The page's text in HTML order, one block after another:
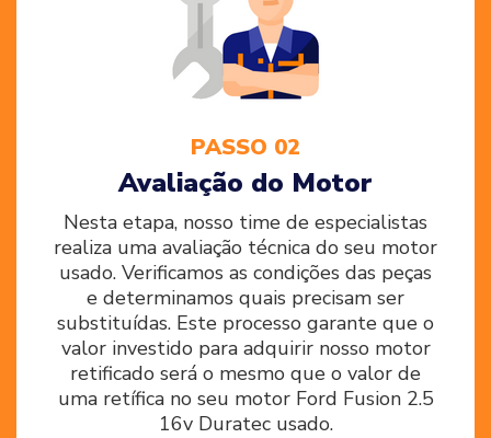
PASSO 02
Avaliação do Motor
Nesta etapa, nosso time de especialistas
realiza uma avaliação técnica do seu motor
usado. Verificamos as condições das peças
e determinamos quais precisam ser
substituídas. Este processo garante que o
valor investido para adquirir nosso motor
retificado será o mesmo que o valor de
uma retífica no seu motor Ford Fusion 2.5
16v Duratec usado.